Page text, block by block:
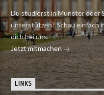
Du studierst in Münster oder
unterstützen? Schau einfach
dich bei uns.
Jetzt mitmachen
LINKS